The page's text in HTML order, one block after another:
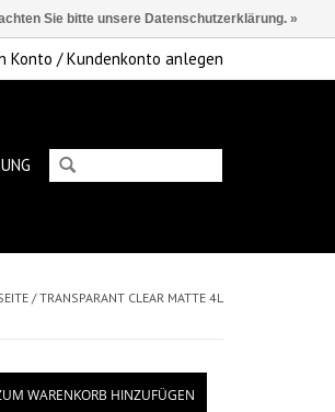
Konto / Kundenkonto anlegen
/TRANSPARANT CLEAR MATTE 4L
WARENKORB HINZUFÜGEN
Sie bitte unsere Datenschutzerklärung. »